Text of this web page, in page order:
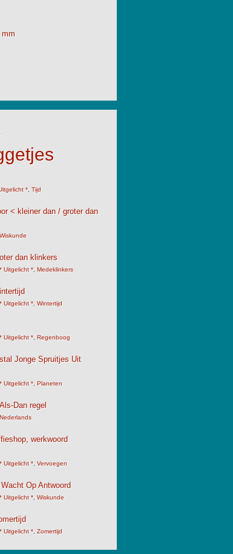
mm
*, Tijd
< kleiner dan / groter dan
Wiskunde
dan klinkers
* Uitgelicht *, Medeklinkers
* Uitgelicht *, Wintertijd
* Uitgelicht *, Regenboog
Jonge Spruitjes Uit
* Uitgelicht *, Planeten
Dan regel
Nederlands
werkwoord
* Uitgelicht *, Vervoegen
Op Antwoord
* Uitgelicht *, Wiskunde
* Uitgelicht *, Zomertijd